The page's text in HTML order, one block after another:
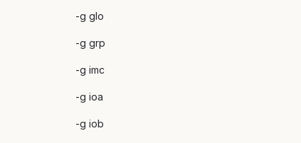
-g glo
-g grp
-g imc
-g ioa
-g iob